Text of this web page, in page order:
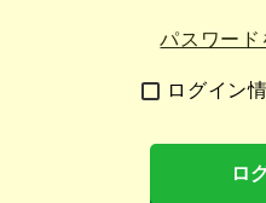
パスワード
ログイン
ロ